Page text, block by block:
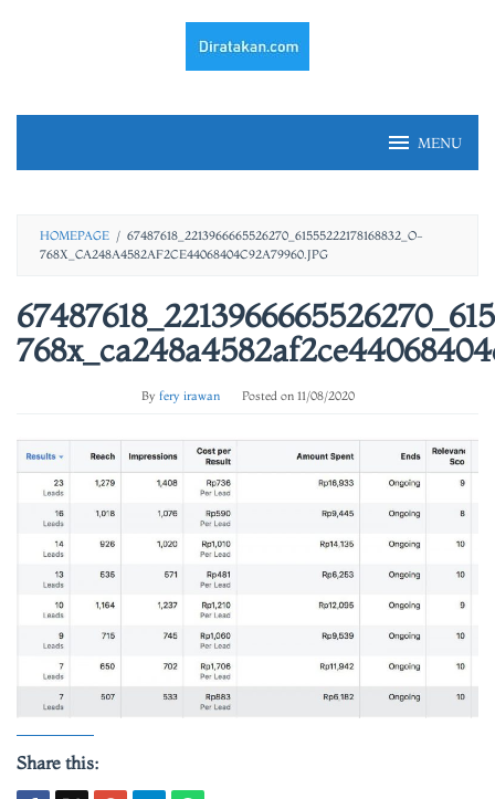
MENU
HOMEPAGE / 67487618_2213966665526270_61555222178168832_O-
768X_CA248A4582AF2CE44068404C92A79960.JPG
By fery irawan Posted on 11/08/2020
Share this: